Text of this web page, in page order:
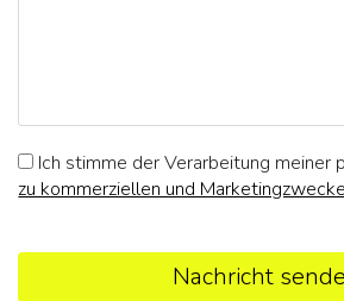
Ich stimme der Verarbeitung meiner
zu kommerziellen und
Nachricht